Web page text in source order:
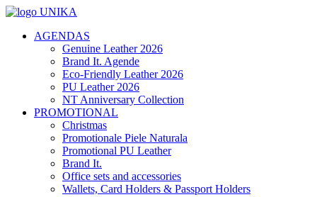
AGENDAS
Genuine Leather 2026
Brand It. Agende
Eco-Friendly Leather 2026
PU Leather 2026
NT Anniversary Collection
PROMOTIONAL
Christmas
Promotionale Piele Naturala
Promotional PU Leather
Brand It.
Office sets and accessories
Wallets, Card Holders & Passport Holders